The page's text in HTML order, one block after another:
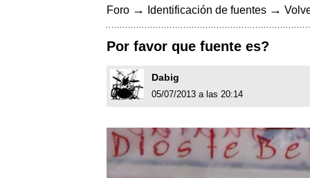
Foro → Identificación de fuentes →
Por favor que fuente es?
Dabig
05/07/2013 a las 20:14